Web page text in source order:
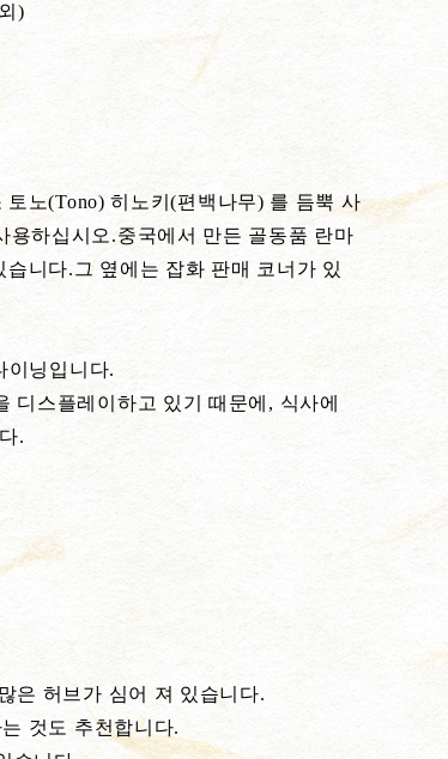
)
노(Tono) 히노키(편백나무) 를 듬뿍 사
용하십시오.중국에서 만든 골동품 란마
니다.그 옆에는 잡화 판매 코너가 있
이닝입니다.
디스플레이하고 있기 때문에, 식사에
.
은 허브가 심어 져 있습니다.
것도 추천합니다.